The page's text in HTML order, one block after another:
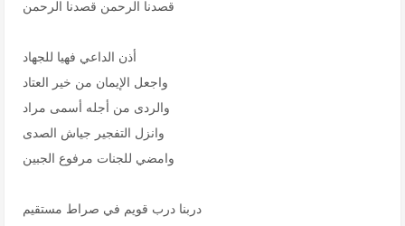
قصدنا الرحمن قصدنا الرحمن
أذن الداعي فهيا للجهاد
واجعل الإيمان من خير العتاد
والردى من أجله أسمى مراد
وانزل التفجير جياش الصدى
وامضي للجنات مرفوع الجبين
دربنا درب قويم في صراط مستقيم